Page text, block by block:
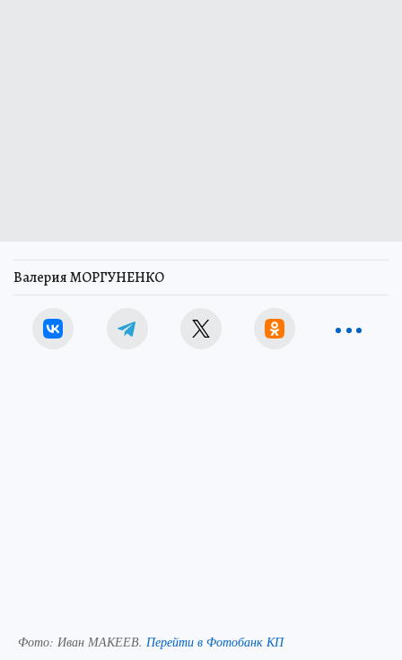
Валерия МОРГУНЕНКО
Фото: Иван МАКЕЕВ. Перейти в Фотобанк КП